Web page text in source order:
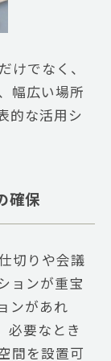
けでなく、
幅広い場所
的な活用シ
確保
切りや会議
ョンが重宝
ンがあれ
必要なとき
間を設置可